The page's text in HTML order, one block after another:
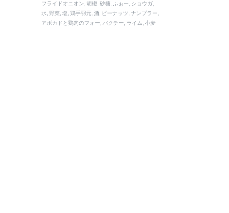
フライドオニオン 胡椒 砂糖 ふぉー ショウガ
水 野菜 塩 鶏手羽元 酒 ピーナッツ ナンプラー
アボカドと鶏肉のフォー パクチー ライム 小麦